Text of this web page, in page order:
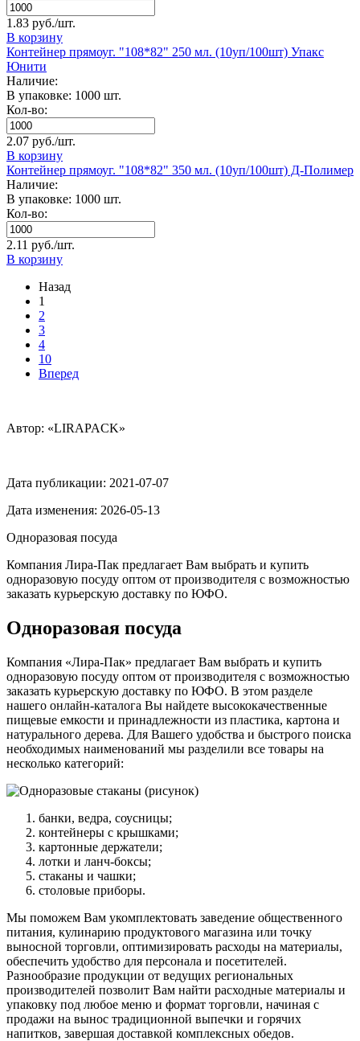
1.83 руб./шт.
В корзину
Контейнер прямоуг. "108*82" 250 мл. (10уп/100шт) Упакс
Юнити
Наличие:
В упаковке: 1000 шт.
Кол-во:
2.07 руб./шт.
В корзину
Контейнер прямоуг. "108*82" 350 мл. (10уп/100шт) Д-Полимер
Наличие:
В упаковке: 1000 шт.
Кол-во:
2.11 руб./шт.
В корзину
Назад
1
2
3
4
10
Вперед
Автор: «LIRAPACK»
Дата публикации: 2021-07-07
Дата изменения: 2026-05-13
Одноразовая посуда
Компания Лира-Пак предлагает Вам выбрать и купить
одноразовую посуду оптом от производителя с возможностью
заказать курьерскую доставку по ЮФО.
Одноразовая посуда
Компания «Лира-Пак» предлагает Вам выбрать и купить
одноразовую посуду оптом от производителя с возможностью
заказать курьерскую доставку по ЮФО. В этом разделе
нашего онлайн-каталога Вы найдете высококачественные
пищевые емкости и принадлежности из пластика, картона и
натурального дерева. Для Вашего удобства и быстрого поиска
необходимых наименований мы разделили все товары на
несколько категорий:
банки, ведра, соусницы;
контейнеры с крышками;
картонные держатели;
лотки и ланч-боксы;
стаканы и чашки;
столовые приборы.
Мы поможем Вам укомплектовать заведение общественного
питания, кулинарию продуктового магазина или точку
выносной торговли, оптимизировать расходы на материалы,
обеспечить удобство для персонала и посетителей.
Разнообразие продукции от ведущих региональных
производителей позволит Вам найти расходные материалы и
упаковку под любое меню и формат торговли, начиная с
продажи на вынос традиционной выпечки и горячих
напитков, завершая доставкой комплексных обедов.